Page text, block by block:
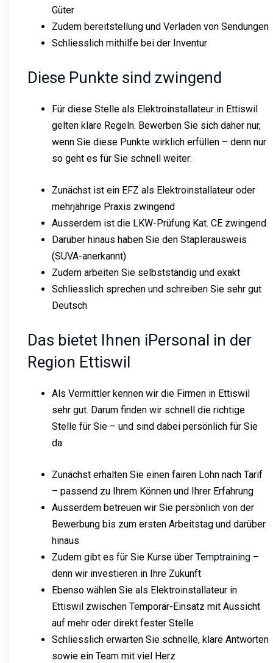
Güter
Zudem bereitstellung und Verladen von Sendungen
Schliesslich mithilfe bei der Inventur
Diese Punkte sind zwingend
Für diese Stelle als Elektroinstallateur in Ettiswil
gelten klare Regeln. Bewerben Sie sich daher nur,
wenn Sie diese Punkte wirklich erfüllen – denn nur
so geht es für Sie schnell weiter:
Zunächst ist ein EFZ als Elektroinstallateur oder
mehrjährige Praxis zwingend
Ausserdem ist die LKW-Prüfung Kat. CE zwingend
Darüber hinaus haben Sie den Staplerausweis
(SUVA-anerkannt)
Zudem arbeiten Sie selbstständig und exakt
Schliesslich sprechen und schreiben Sie sehr gut
Deutsch
Das bietet Ihnen iPersonal in der
Region Ettiswil
Als Vermittler kennen wir die Firmen in Ettiswil
sehr gut. Darum finden wir schnell die richtige
Stelle für Sie – und sind dabei persönlich für Sie
da:
Zunächst erhalten Sie einen fairen Lohn nach Tarif
– passend zu Ihrem Können und Ihrer Erfahrung
Ausserdem betreuen wir Sie persönlich von der
Bewerbung bis zum ersten Arbeitstag und darüber
hinaus
Zudem gibt es für Sie Kurse über Temptraining –
denn wir investieren in Ihre Zukunft
Ebenso wählen Sie als Elektroinstallateur in
Ettiswil zwischen Temporär-Einsatz mit Aussicht
auf mehr oder direkt fester Stelle
Schliesslich erwarten Sie schnelle, klare Antworten
sowie ein Team mit viel Herz